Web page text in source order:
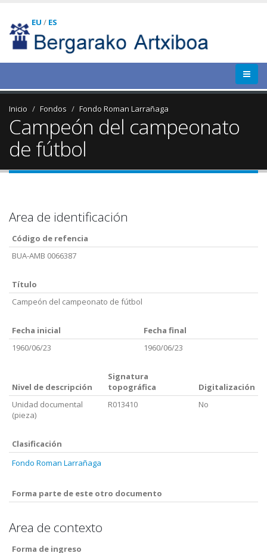
EU / ES
Inicio Fondos Fondo Roman Larrañaga
Campeón del campeonato
de fútbol
Area de identificación
Código de refencia
BUA-AMB 0066387
Título
Campeón del campeonato de fútbol
Fecha inicial
Fecha final
1960/06/23
1960/06/23
Nivel de descripción
Signatura
topográfica
Digitalización
Unidad documental
(pieza)
R013410 No
Clasificación
Fondo Roman Larrañaga
Forma parte de este otro documento
Area de contexto
Forma de ingreso